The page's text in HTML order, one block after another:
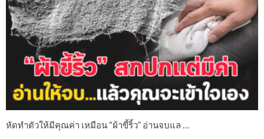
หัดทำตัวให้มีคุณค่า เหมือน “ผ้าขี้ริ้ว” อ่านจบแล …